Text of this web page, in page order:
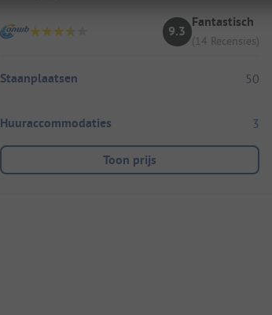
9.3
Fantastisch
(14 Recensies)
Staanplaatsen 50
Huuraccommodaties 3
Toon prijs